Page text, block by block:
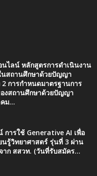
ไลน์ หลักสูตรการดำเนินงาน
สถานศึกษาด้วยปัญญา
การกำหนดมาตรฐานการ
งสถานศึกษาด้วยปัญญา
ม...
ารใช้ Generative AI เพื่อ
นรู้วิทยาศาสตร์ รุ่นที่ 3 ผ่าน
าก สสวท. (วันที่รับสมัคร...